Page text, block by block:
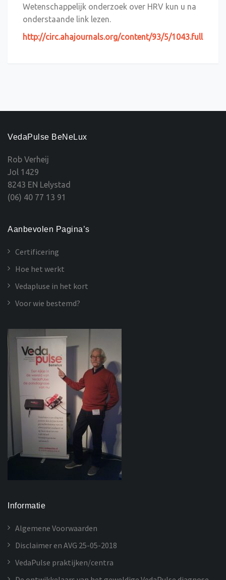
Wetenschappelijk onderzoek over HRV kun u na
onderstaande link lezen.
http://circ.ahajournals.org/content/93/5/1043.full
VedaPulse BeNeLux
Rob Verheij
Jol 1429
8243 EN Lelystad
(06) 40 77 13 91
Aanbevolen Pagina’s
Certificering
Hoe het werkt
Vedapluse in het kort
Voor wie bestemd?
Informatie
Algemene Voorwaarden
Disclaimer en AVG 25-05-2018
VedaPulse praktijken/centra